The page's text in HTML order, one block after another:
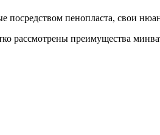
пенопласта, свои
рассмотрены преимущества